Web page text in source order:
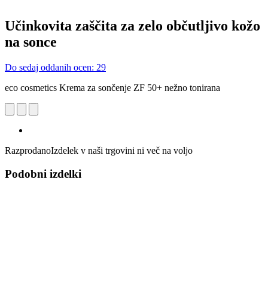
Učinkovita zaščita za zelo občutljivo kožo
na sonce
Do sedaj oddanih ocen: 29
eco cosmetics Krema za sončenje ZF 50+ nežno tonirana
RazprodanoIzdelek v naši trgovini ni več na voljo
Podobni izdelki